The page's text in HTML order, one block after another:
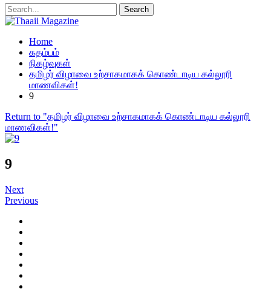
Home
கதம்பம்
நிகழ்வுகள்
தமிழர் விழாவை உற்சாகமாகக் கொண்டாடிய கல்லூரி
மாணவிகள்!
9
Return to "தமிழர் விழாவை உற்சாகமாகக் கொண்டாடிய கல்லூரி
மாணவிகள்!"
9
Next
Previous